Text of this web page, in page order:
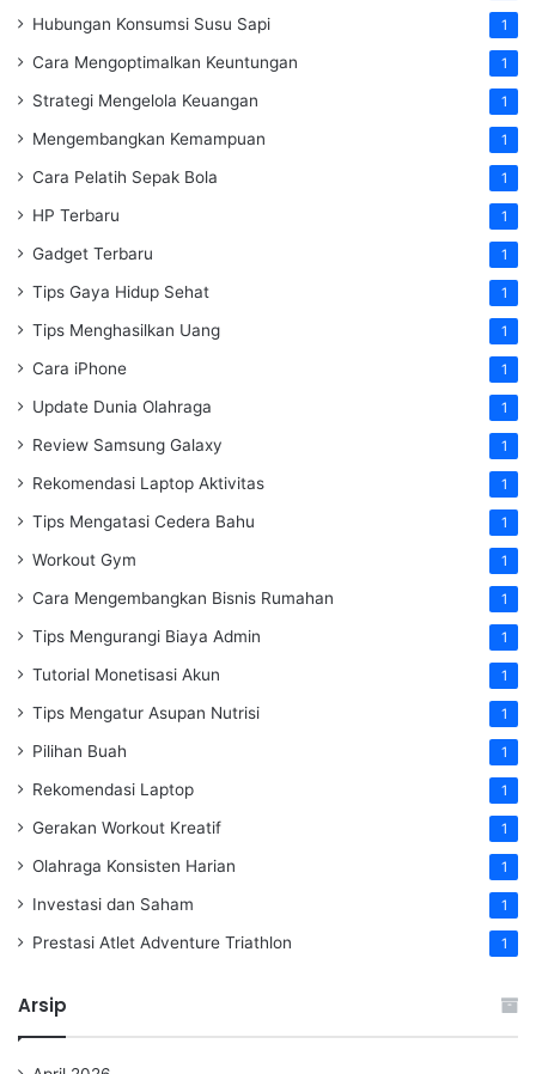
Hubungan Konsumsi Susu Sapi 1
Cara Mengoptimalkan Keuntungan 1
Strategi Mengelola Keuangan 1
Mengembangkan Kemampuan 1
Cara Pelatih Sepak Bola 1
HP Terbaru 1
Gadget Terbaru 1
Tips Gaya Hidup Sehat 1
Tips Menghasilkan Uang 1
Cara iPhone 1
Update Dunia Olahraga 1
Review Samsung Galaxy 1
Rekomendasi Laptop Aktivitas 1
Tips Mengatasi Cedera Bahu 1
Workout Gym 1
Cara Mengembangkan Bisnis Rumahan 1
Tips Mengurangi Biaya Admin 1
Tutorial Monetisasi Akun 1
Tips Mengatur Asupan Nutrisi 1
Pilihan Buah 1
Rekomendasi Laptop 1
Gerakan Workout Kreatif 1
Olahraga Konsisten Harian 1
Investasi dan Saham 1
Prestasi Atlet Adventure Triathlon 1
Arsip